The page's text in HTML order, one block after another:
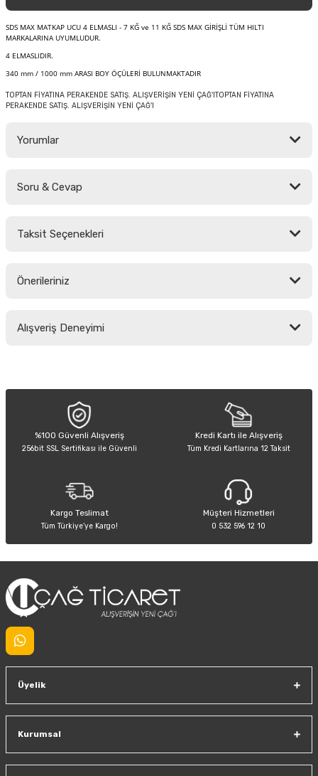
SDS MAX MATKAP UCU 4 ELMASLI - 7 KĞ ve 11 KĞ SDS MAX GİRİŞLİ TÜM HILTI
MARKALARINA UYUMLUDUR.
4 ELMASLIDIR.
340 mm / 1000 mm ARASI BOY ÖÇÜLERİ BULUNMAKTADIR
TOPTAN FİYATINA PERAKENDE SATIŞ. ALIŞVERİŞİN YENİ ÇAĞ'ITOPTAN FİYATINA
PERAKENDE SATIŞ. ALIŞVERİŞİN YENİ ÇAĞ'I
Yorumlar
Soru & Cevap
Taksit Seçenekleri
Önerileriniz
yetersiz gördüğünüz noktaları öneri formunu kullanarak tarafımıza
Ürün açıklamasında eksik bilgiler bulunuyor.
Ürün bilgilerinde hatalar bulunuyor.
Ürün fiyatı diğer sitelerden daha pahalı.
Alışveriş Deneyimi
%100 Güvenli Alışveriş
256bit SSL Sertifikası ile Güvenli
Kredi Kartı ile Alışveriş
Tüm Kredi Kartlarına 12 Taksit
Kargo Teslimat
Tüm Türkiye’ye Kargo!
Müşteri Hizmetleri
0 532 596 12 10
Üyelik
Kurumsal